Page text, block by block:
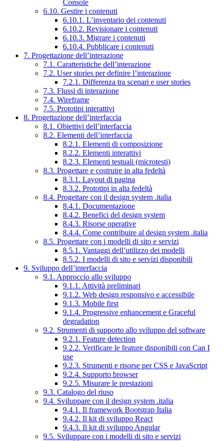
Console
6.10. Gestire i contenuti
6.10.1. L’inventario dei contenuti
6.10.2. Revisionare i contenuti
6.10.3. Migrare i contenuti
6.10.4. Pubblicare i contenuti
7. Progettazione dell’interazione
7.1. Caratteristiche dell’interazione
7.2. User stories per definire l’interazione
7.2.1. Differenza tra scenari e user stories
7.3. Flussi di interazione
7.4. Wireframe
7.5. Prototipi interattivi
8. Progettazione dell’interfaccia
8.1. Obiettivi dell’interfaccia
8.2. Elementi dell’interfaccia
8.2.1. Elementi di composizione
8.2.2. Elementi interattivi
8.2.3. Elementi testuali (microtesti)
8.3. Progettare e costruire in alta fedeltà
8.3.1. Layout di pagina
8.3.2. Prototipi in alta fedeltà
8.4. Progettare con il design system .italia
8.4.1. Documentazione
8.4.2. Benefici del design system
8.4.3. Risorse operative
8.4.4. Come contribuire al design system .italia
8.5. Progettare con i modelli di sito e servizi
8.5.1. Vantaggi dell’utilizzo dei modelli
8.5.2. I modelli di sito e servizi disponibili
9. Sviluppo dell’interfaccia
9.1. Approccio allo sviluppo
9.1.1. Attività preliminari
9.1.2. Web design responsivo e accessibile
9.1.3. Mobile first
9.1.4. Progressive enhancement e Graceful
degradation
9.2. Strumenti di supporto allo sviluppo del software
9.2.1. Feature detection
9.2.2. Verificare le feature disponibili con Can I
use
9.2.3. Strumenti e risorse per CSS e JavaScript
9.2.4. Supporto browser
9.2.5. Misurare le prestazioni
9.3. Catalogo del riuso
9.4. Sviluppare con il design system .italia
9.4.1. Il framework Bootstrap Italia
9.4.2. Il kit di sviluppo React
9.4.3. Il kit di sviluppo Angular
9.5. Sviluppare con i modelli di sito e servizi